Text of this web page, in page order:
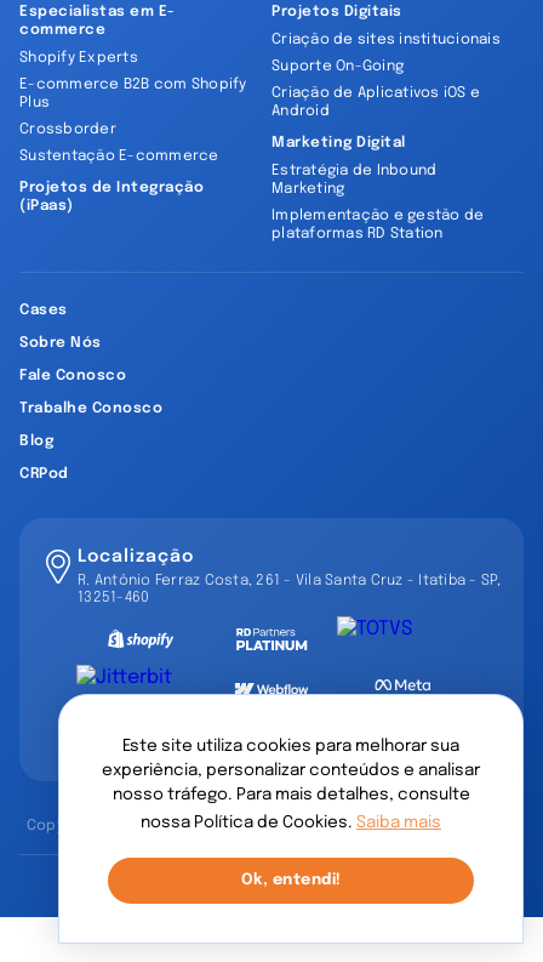
Este site utiliza cookies para melhorar sua
experiência, personalizar conteúdos e analisar
nosso tráfego. Para mais detalhes, consulte
nossa Política de Cookies. Saiba mais
Ok, entendi!
Especialistas em E-
commerce
Shopify Experts
E-commerce B2B com Shopify
Plus
Crossborder
Sustentação E-commerce
Projetos de Integração
(iPaas)
Projetos Digitais
Criação de sites institucionais
Suporte On-Going
Criação de Aplicativos iOS e
Android
Marketing Digital
Estratégia de Inbound
Marketing
Implementação e gestão de
plataformas RD Station
Cases
Sobre Nós
Fale Conosco
Trabalhe Conosco
Blog
CRPod
Localização
R. Antônio Ferraz Costa, 261 - Vila Santa Cruz - Itatiba - SP,
13251-460
Política de Privacidade Política de Cookies Fale com o DPO